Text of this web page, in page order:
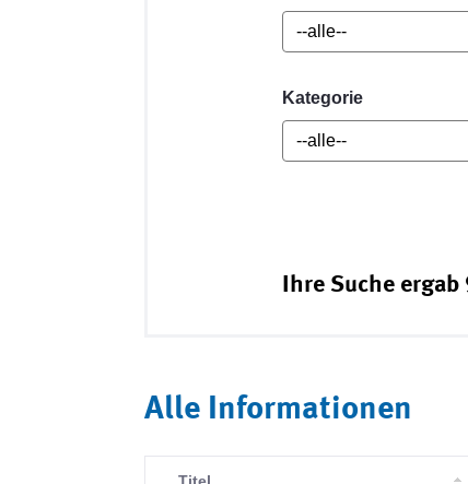
Kategorie
Ihre Suche
Alle Informationen